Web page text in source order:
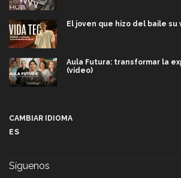
El joven que hizo del baile su
Aula Futura: transformar la
(video)
CAMBIAR IDIOMA
ES
Síguenos